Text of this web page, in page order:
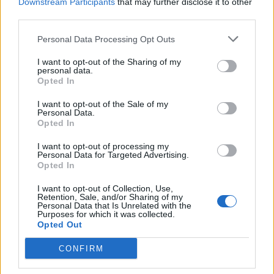
Personal Data Processing Opt Outs
I want to opt-out of the Sharing of my
personal data.
Opted In
I want to opt-out of the Sale of my
Personal Data.
Opted In
I want to opt-out of processing my
Personal Data for Targeted Advertising.
Opted In
I want to opt-out of Collection, Use,
Retention, Sale, and/or Sharing of my
Personal Data that Is Unrelated with the
Purposes for which it was collected.
Opted Out
CONFIRM
Vízparton a legjobb a hőségben, de ha nincs erre lehetőség, vizezéssel
A legfontosabb a megelőzés!
legfontosabb! Jobb elkerülni a bajt!
Sajnos a hőguta leggyakoribb oka még minidig az, hogy a
napon parkoló autóban hagyják a kutyát a gazdák, míg
beugranak egy boltba, vagy ügyet intézni. Ilyen esetben pár
perc is elegendő a tragédiához.
A sétákat igyekezz korán reggelre és estére időzíteni
napközben nem csak a levegő, de az aszfalt is felforrósodik! A